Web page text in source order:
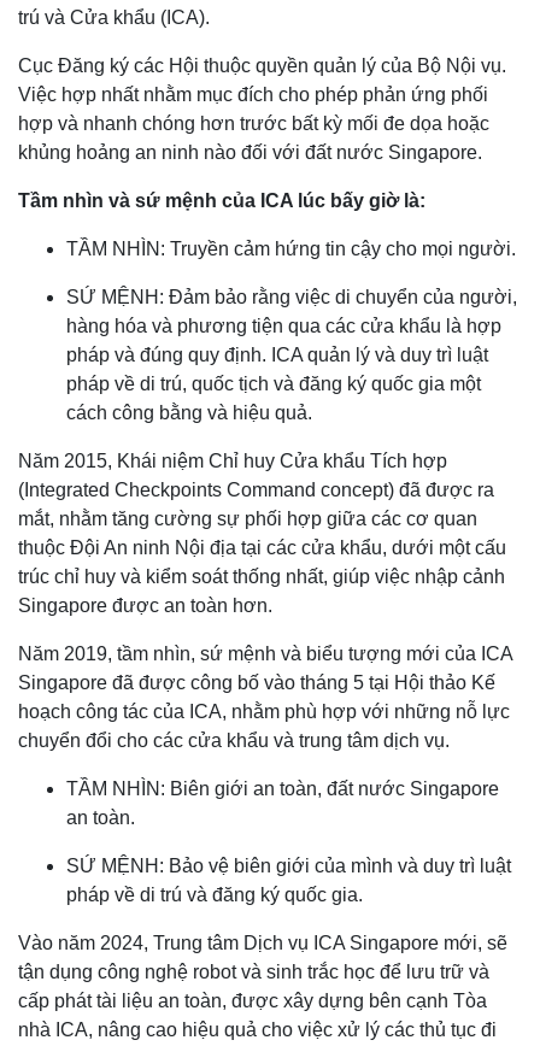
trú và Cửa khẩu (ICA).
Cục Đăng ký các Hội thuộc quyền quản lý của Bộ Nội vụ.
Việc hợp nhất nhằm mục đích cho phép phản ứng phối
hợp và nhanh chóng hơn trước bất kỳ mối đe dọa hoặc
khủng hoảng an ninh nào đối với đất nước Singapore.
Tầm nhìn và sứ mệnh của ICA lúc bấy giờ là:
TẦM NHÌN: Truyền cảm hứng tin cậy cho mọi người.
SỨ MỆNH: Đảm bảo rằng việc di chuyển của người,
hàng hóa và phương tiện qua các cửa khẩu là hợp
pháp và đúng quy định. ICA quản lý và duy trì luật
pháp về di trú, quốc tịch và đăng ký quốc gia một
cách công bằng và hiệu quả.
Năm 2015, Khái niệm Chỉ huy Cửa khẩu Tích hợp
(Integrated Checkpoints Command concept) đã được ra
mắt, nhằm tăng cường sự phối hợp giữa các cơ quan
thuộc Đội An ninh Nội địa tại các cửa khẩu, dưới một cấu
trúc chỉ huy và kiểm soát thống nhất, giúp việc nhập cảnh
Singapore được an toàn hơn.
Năm 2019, tầm nhìn, sứ mệnh và biểu tượng mới của ICA
Singapore đã được công bố vào tháng 5 tại Hội thảo Kế
hoạch công tác của ICA, nhằm phù hợp với những nỗ lực
chuyển đổi cho các cửa khẩu và trung tâm dịch vụ.
TẦM NHÌN: Biên giới an toàn, đất nước Singapore
an toàn.
SỨ MỆNH: Bảo vệ biên giới của mình và duy trì luật
pháp về di trú và đăng ký quốc gia.
Vào năm 2024, Trung tâm Dịch vụ ICA Singapore mới, sẽ
tận dụng công nghệ robot và sinh trắc học để lưu trữ và
cấp phát tài liệu an toàn, được xây dựng bên cạnh Tòa
nhà ICA, nâng cao hiệu quả cho việc xử lý các thủ tục đi